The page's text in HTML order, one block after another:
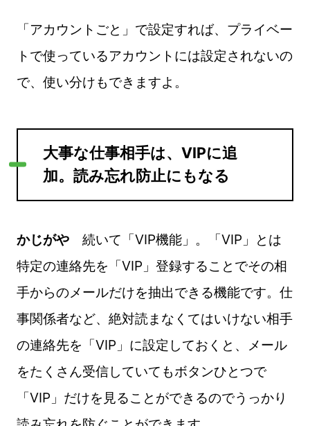
「アカウントごと」で設定すれば、プライベー
トで使っているアカウントには設定されないの
で、使い分けもできますよ。
大事な仕事相手は、VIPに追
加。読み忘れ防止にもなる
かじがや 続いて「VIP機能」。「VIP」とは
特定の連絡先を「VIP」登録することでその相
手からのメールだけを抽出できる機能です。仕
事関係者など、絶対読まなくてはいけない相手
の連絡先を「VIP」に設定しておくと、メール
をたくさん受信していてもボタンひとつで
「VIP」だけを見ることができるのでうっかり